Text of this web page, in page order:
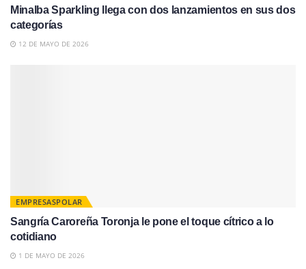
Minalba Sparkling llega con dos lanzamientos en sus dos
categorías
12 DE MAYO DE 2026
EMPRESASPOLAR
Sangría Caroreña Toronja le pone el toque cítrico a lo
cotidiano
1 DE MAYO DE 2026